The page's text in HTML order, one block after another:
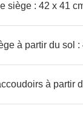
siège : 42 x 41
à partir du sol :
à partir